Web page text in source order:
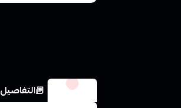
الخيارات التفاصيل